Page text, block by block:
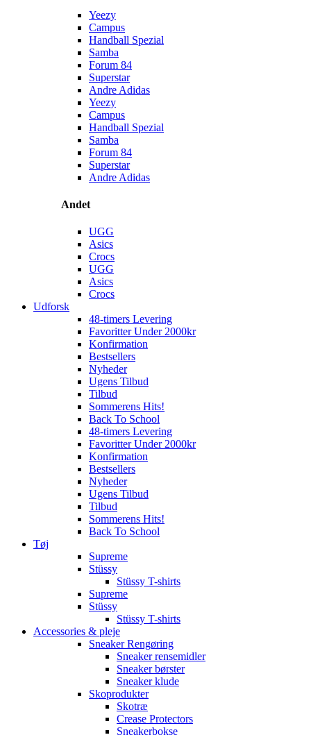
Yeezy
Campus
Handball Spezial
Samba
Forum 84
Superstar
Andre Adidas
Yeezy
Campus
Handball Spezial
Samba
Forum 84
Superstar
Andre Adidas
Andet
UGG
Asics
Crocs
UGG
Asics
Crocs
Udforsk
48-timers Levering
Favoritter Under 2000kr
Konfirmation
Bestsellers
Nyheder
Ugens Tilbud
Tilbud
Sommerens Hits!
Back To School
48-timers Levering
Favoritter Under 2000kr
Konfirmation
Bestsellers
Nyheder
Ugens Tilbud
Tilbud
Sommerens Hits!
Back To School
Tøj
Supreme
Stüssy
Stüssy T-shirts
Supreme
Stüssy
Stüssy T-shirts
Accessories & pleje
Sneaker Rengøring
Sneaker rensemidler
Sneaker børster
Sneaker klude
Skoprodukter
Skotræ
Crease Protectors
Sneakerbokse